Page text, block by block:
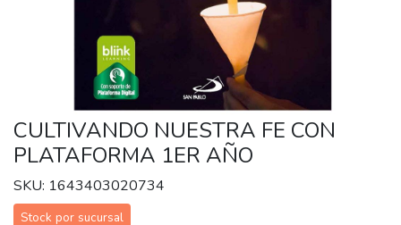
CULTIVANDO NUESTRA FE CON
PLATAFORMA 1ER AÑO
SKU: 1643403020734
Stock por sucursal